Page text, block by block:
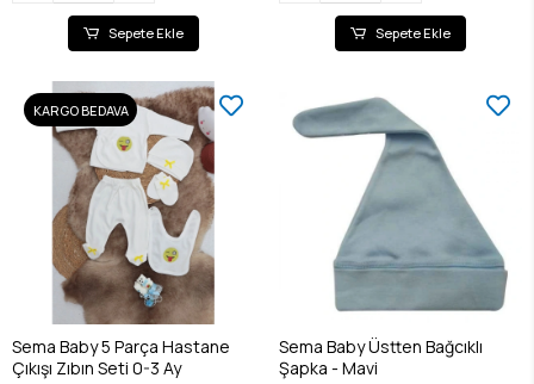
Sepete Ekle Sepete Ekle
KARGO BEDAVA
Sema Baby 5 Parça Hastane
Çıkışı Zıbın Seti 0-3 Ay
Sema Baby Üstten Bağcıklı
Şapka - Mavi